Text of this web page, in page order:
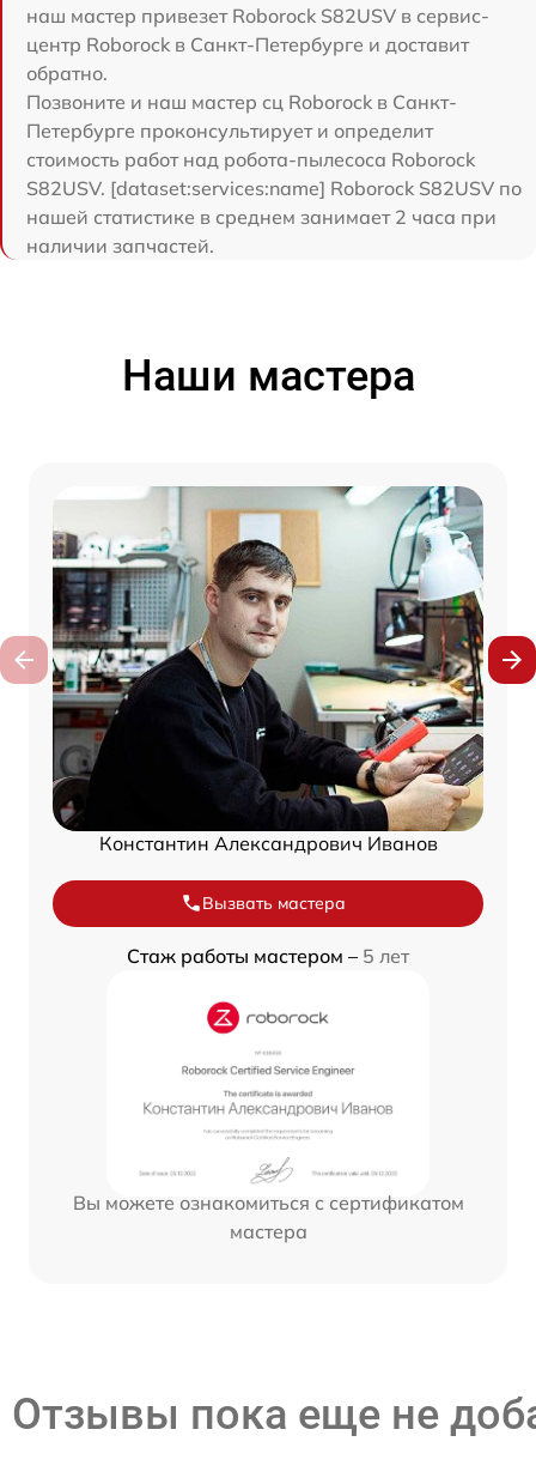
наш мастер привезет Roborock S82USV в сервис-
центр Roborock в Санкт-Петербурге и доставит
обратно.
Позвоните и наш мастер сц Roborock в Санкт-
Петербурге проконсультирует и определит
стоимость работ над робота-пылесоса Roborock
S82USV. [dataset:services:name] Roborock S82USV по
нашей статистике в среднем занимает 2 часа при
наличии запчастей.
Наши мастера
Константин Александрович Иванов
Вызвать мастера
Стаж работы мастером – 5 лет
Вы можете ознакомиться с сертификатом
мастера
Отзывы пока еще не